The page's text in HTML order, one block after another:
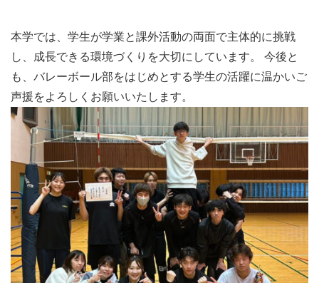
本学では、学生が学業と課外活動の両面で主体的に挑戦
し、成長できる環境づくりを大切にしています。 今後と
も、バレーボール部をはじめとする学生の活躍に温かいご
声援をよろしくお願いいたします。